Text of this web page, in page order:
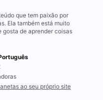
que tem paixão por
Ela também está muito
gosta de aprender coisas
ao seu próprio site